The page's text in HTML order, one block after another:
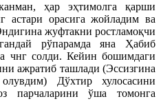
ҳар эҳтимолга қарши
астари орасига жойладим ва
жуфтакни ростламоқчи
рўпарамда яна Ҳабиб
чнг солди. Кейин бошимдаги
ажратиб ташлади (Эссизгина
Дўхтир хулосасини
парчаларини ўша томонга